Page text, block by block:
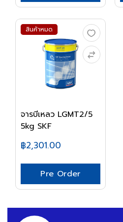
สินค้าหมด
จารบีเหลว LGMT2/5
5kg SKF
฿2,301.00
Pre Order